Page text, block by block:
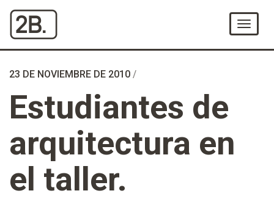
Contenido
Menú
23 DE NOVIEMBRE DE 2010 /
Estudiantes de
arquitectura en
el taller.